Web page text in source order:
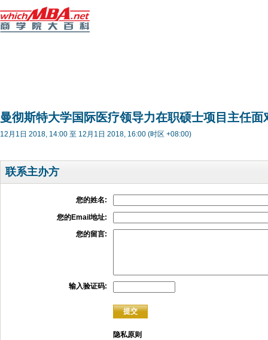
曼彻斯特大学国际医疗领导力在职硕士项目主任
12月1日 2018, 14:00 至 12月1日 2018, 16:00 (时区 +08:00)
联系主办方
您的姓名:
您的Email地址:
您的留言:
输入验证码:
隐私原则